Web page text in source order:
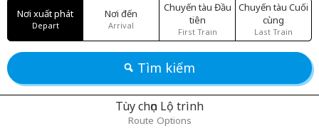
Nơi xuất phát
Depart
Nơi đến
Arrival
Chuyến tàu Đầu
tiên
First Train
Chuyến tàu Cuối
cùng
Last Train
Tìm kiếm
Tùy chọn Lộ trình
Route Options